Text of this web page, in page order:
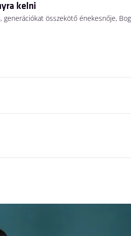
kelni
összekötő énekesnője,